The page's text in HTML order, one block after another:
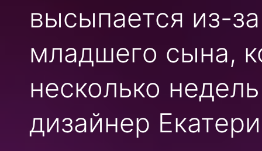
высыпается из-
младшего сына,
несколько
дизайнер